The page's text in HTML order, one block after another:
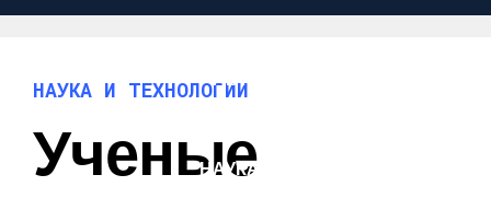
АВТО
НАУКА И
НАУКА И ТЕХНОЛОГИИ
Ученые